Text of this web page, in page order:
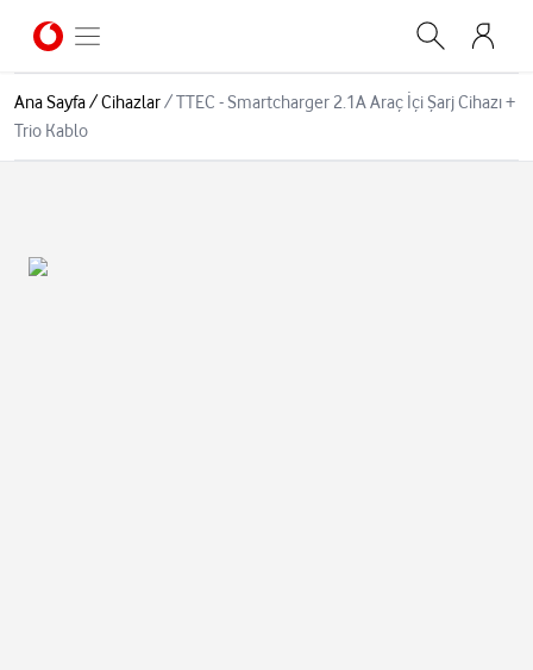
Ana Sayfa/Cihazlar/TTEC - Smartcharger 2.1A Araç İçi Şarj Cihazı +
Trio Kablo